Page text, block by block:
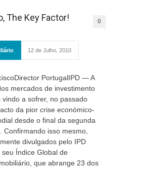
The Key Factor! 0
12 de Julho, 2010
PortugalIPD — A
mercados de investimento
vindo a sofrer, no passado
da pior crise económico-
desde o final da segunda
Confirmando isso mesmo,
divulgados pelo IPD
Índice Global de
que abrange 23 dos